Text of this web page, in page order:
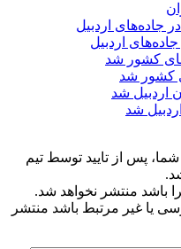
کشور شد
شد
پس از تایید توسط تیم
باشد منتشر نخواهد شد.
یا غیر مرتبط باشد منتشر